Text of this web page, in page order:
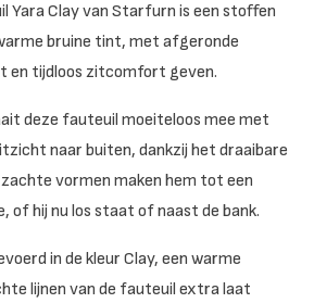
Yara Clay van Starfurn is een stoffen
bruine tint, met afgeronde
en tijdloos zitcomfort geven.
deze fauteuil moeiteloos mee met
naar buiten, dankzij het draaibare
vormen maken hem tot een
of hij nu los staat of naast de bank.
in de kleur Clay, een warme
lijnen van de fauteuil extra laat